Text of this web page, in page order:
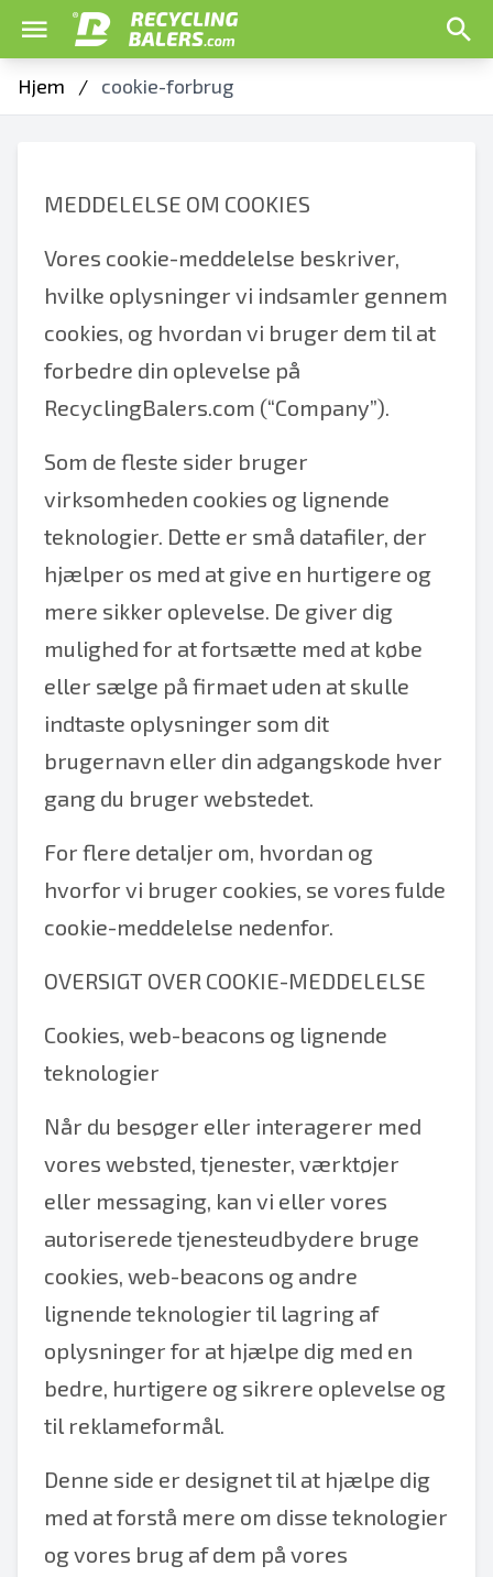
Hjem / cookie-forbrug
MEDDELELSE OM COOKIES
Vores cookie-meddelelse beskriver,
hvilke oplysninger vi indsamler gennem
cookies, og hvordan vi bruger dem til at
forbedre din oplevelse på
RecyclingBalers.com (“Company”).
Som de fleste sider bruger
virksomheden cookies og lignende
teknologier. Dette er små datafiler, der
hjælper os med at give en hurtigere og
mere sikker oplevelse. De giver dig
mulighed for at fortsætte med at købe
eller sælge på firmaet uden at skulle
indtaste oplysninger som dit
brugernavn eller din adgangskode hver
gang du bruger webstedet.
For flere detaljer om, hvordan og
hvorfor vi bruger cookies, se vores fulde
cookie-meddelelse nedenfor.
OVERSIGT OVER COOKIE-MEDDELELSE
Cookies, web-beacons og lignende
teknologier
Når du besøger eller interagerer med
vores websted, tjenester, værktøjer
eller messaging, kan vi eller vores
autoriserede tjenesteudbydere bruge
cookies, web-beacons og andre
lignende teknologier til lagring af
oplysninger for at hjælpe dig med en
bedre, hurtigere og sikrere oplevelse og
til reklameformål.
Denne side er designet til at hjælpe dig
med at forstå mere om disse teknologier
og vores brug af dem på vores